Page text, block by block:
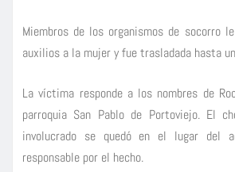
Miembros de los organismos de socorro
auxilios a la mujer y fue trasladada hasta
La víctima responde a los nombres de
parroquia San Pablo de Portoviejo. El
involucrado se quedó en el lugar del
responsable por el hecho.